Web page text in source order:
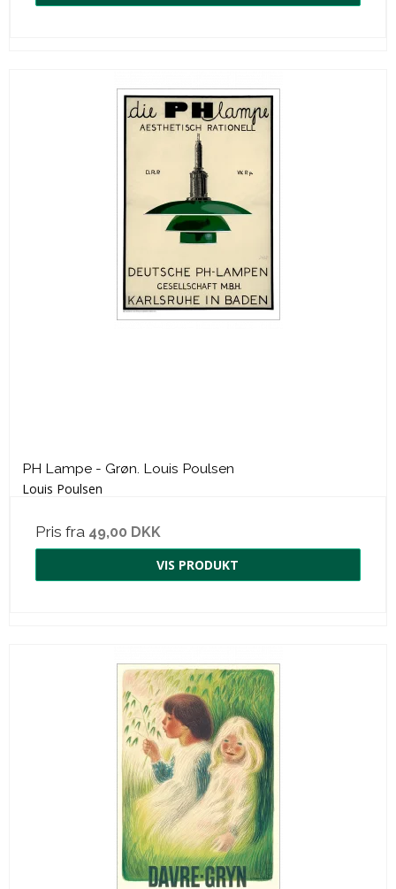
PH Lampe - Grøn. Louis Poulsen
Louis Poulsen
Pris fra 49,00 DKK
VIS PRODUKT